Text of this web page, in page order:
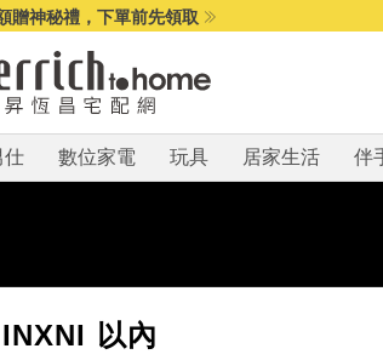
贈神秘禮，下單前先領取
仕 數位家電 玩具 居家生活 伴
INXNI 以內